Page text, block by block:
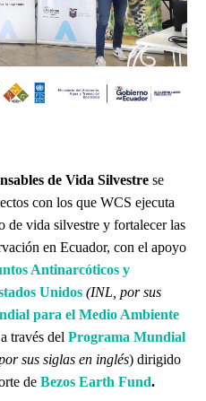
de Vida Silvestre se
con los que WCS ejecuta
de vida silvestre y fortalecer las
en Ecuador, con el apoyo
Antinarcóticos y
Unidos (INL, por sus
para el Medio Ambiente
a través del Programa Mundial
sus siglas en inglés) dirigido
de Bezos Earth Fund.